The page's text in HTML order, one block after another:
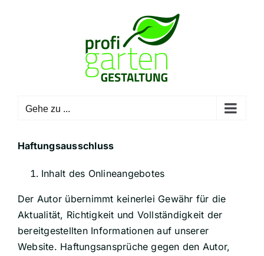
Gehe zu ...
Haftungsausschluss
Inhalt des Onlineangebotes
Der Autor übernimmt keinerlei Gewähr für die
Aktualität, Richtigkeit und Vollständigkeit der
bereitgestellten Informationen auf unserer
Website. Haftungsansprüche gegen den Autor,